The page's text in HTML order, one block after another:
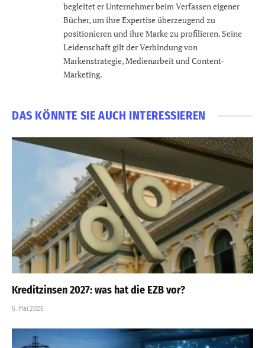
begleitet er Unternehmer beim Verfassen eigener
Bücher, um ihre Expertise überzeugend zu
positionieren und ihre Marke zu profilieren. Seine
Leidenschaft gilt der Verbindung von
Markenstrategie, Medienarbeit und Content-
Marketing.
DAS KÖNNTE SIE AUCH INTERESSIEREN
Kreditzinsen 2027: was hat die EZB vor?
5. Mai 2026